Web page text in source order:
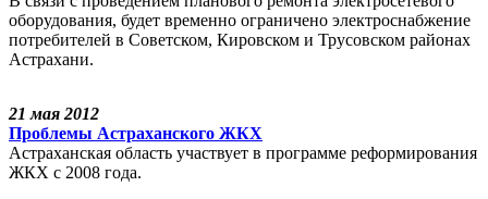
оборудования, будет временно ограничено электроснабжение
потребителей в Советском, Кировском и Трусовском районах
Астрахани.
21 мая 2012
Проблемы Астраханского ЖКХ
Астраханская область участвует в программе реформирования
ЖКХ с 2008 года.